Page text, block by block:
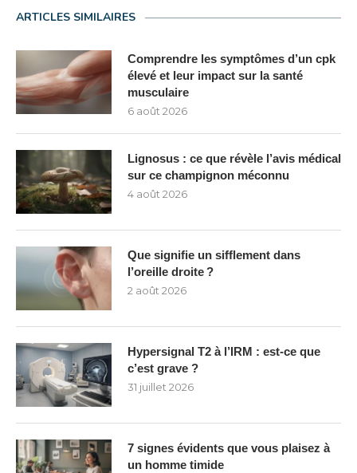
ARTICLES SIMILAIRES
Comprendre les symptômes d’un cpk
élevé et leur impact sur la santé
musculaire
6 août 2026
Lignosus : ce que révèle l’avis médical
sur ce champignon méconnu
4 août 2026
Que signifie un sifflement dans
l’oreille droite ?
2 août 2026
Hypersignal T2 à l’IRM : est-ce que
c’est grave ?
31 juillet 2026
7 signes évidents que vous plaisez à
un homme timide